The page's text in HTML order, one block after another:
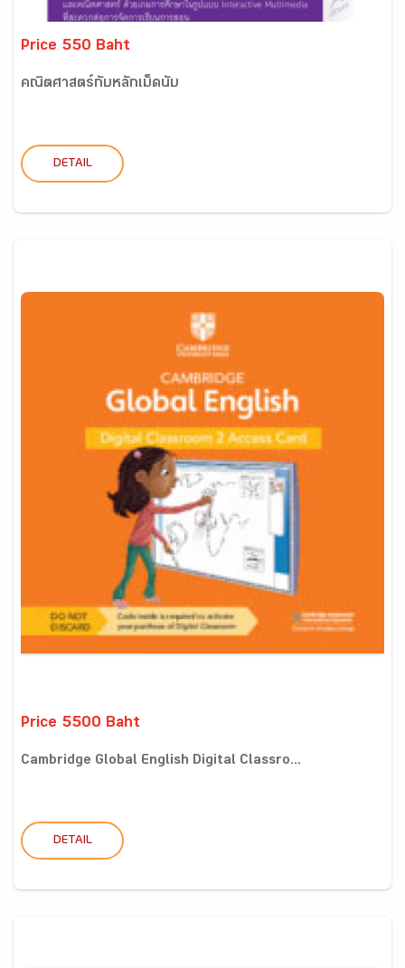
Price 550 Baht
คณิตศาสตร์กับหลักเม็ดนับ
DETAIL
Price 5500 Baht
Cambridge Global English Digital Classro...
DETAIL